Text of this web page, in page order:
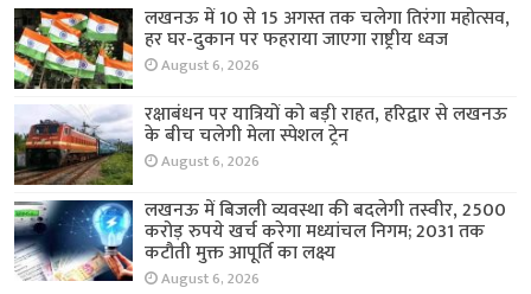
लखनऊ में 10 से 15 अगस्त तक चलेगा तिरंगा महोत्सव,
हर घर-दुकान पर फहराया जाएगा राष्ट्रीय ध्वज
August 6, 2026
रक्षाबंधन पर यात्रियों को बड़ी राहत, हरिद्वार से लखनऊ
के बीच चलेगी मेला स्पेशल ट्रेन
August 6, 2026
लखनऊ में बिजली व्यवस्था की बदलेगी तस्वीर, 2500
करोड़ रुपये खर्च करेगा मध्यांचल निगम; 2031 तक
कटौती मुक्त आपूर्ति का लक्ष्य
August 6, 2026